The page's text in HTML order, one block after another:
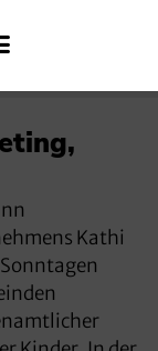
Kathi